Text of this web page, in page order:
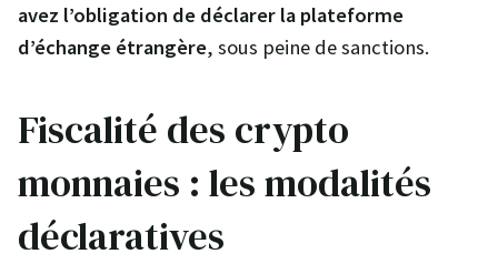
avez l’obligation de déclarer la plateforme
d’échange étrangère, sous peine de sanctions.
Fiscalité des crypto
monnaies : les modalités
déclaratives